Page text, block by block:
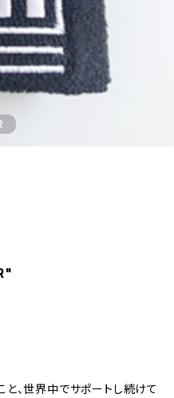
、世界中でサポートし続けて